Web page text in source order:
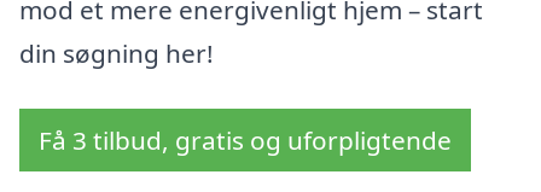
mod et mere energivenligt hjem – start
din søgning her!
Få 3 tilbud, gratis og uforpligtende